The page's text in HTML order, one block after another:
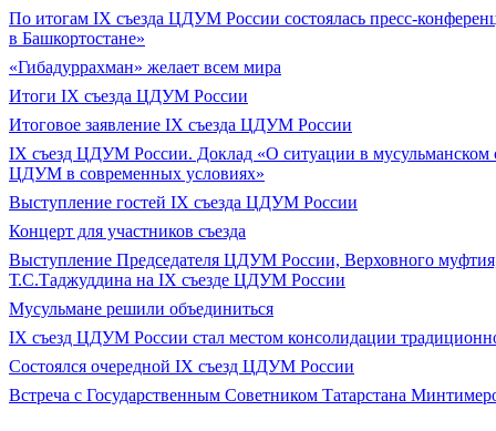
По итогам IX съезда ЦДУМ России состоялась пресс-
в Башкортостане»
«Гибадуррахман» желает всем мира
Итоги IX cъезда ЦДУМ России
Итоговое заявление IX съезда ЦДУМ России
IX съезд ЦДУМ России. Доклад «О ситуации в мусульманском
ЦДУМ в современных условиях»
Выступление гостей IX съезда ЦДУМ России
Концерт для участников съезда
Выступление Председателя ЦДУМ России, Верховного
Т.С.Таджуддина на IX съезде ЦДУМ России
Мусульмане решили объединиться
IX съезд ЦДУМ России стал местом консолидации
Состоялся очередной IX съезд ЦДУМ России
Встреча с Государственным Советником Татарстана